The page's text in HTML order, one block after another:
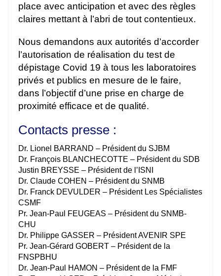
place avec anticipation et avec des règles
claires mettant à l’abri de tout contentieux.
Nous demandons aux autorités d’accorder
l’autorisation de réalisation du test de
dépistage Covid 19 à tous les laboratoires
privés et publics en mesure de le faire,
dans l’objectif d’une prise en charge de
proximité efficace et de qualité.
Contacts presse :
Dr. Lionel BARRAND – Président du SJBM
Dr. François BLANCHECOTTE – Président du SDB
Justin BREYSSE – Président de l’ISNI
Dr. Claude COHEN – Président du SNMB
Dr. Franck DEVULDER – Président Les Spécialistes
CSMF
Pr. Jean-Paul FEUGEAS – Président du SNMB-
CHU
Dr. Philippe GASSER – Président AVENIR SPE
Pr. Jean-Gérard GOBERT – Président de la
FNSPBHU
Dr. Jean-Paul HAMON – Président de la FMF